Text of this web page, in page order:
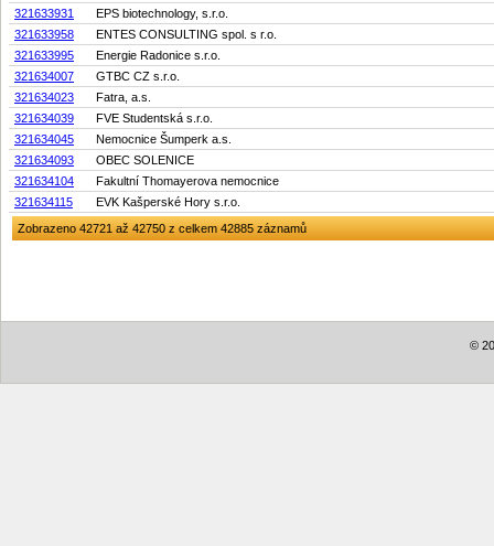
321633931
EPS biotechnology, s.r.o.
321633958
ENTES CONSULTING spol. s r.o.
321633995
Energie Radonice s.r.o.
321634007
GTBC CZ s.r.o.
321634023
Fatra, a.s.
321634039
FVE Studentská s.r.o.
321634045
Nemocnice Šumperk a.s.
321634093
OBEC SOLENICE
321634104
Fakultní Thomayerova nemocnice
321634115
EVK Kašperské Hory s.r.o.
Zobrazeno 42721 až 42750 z celkem 42885 záznamů
©